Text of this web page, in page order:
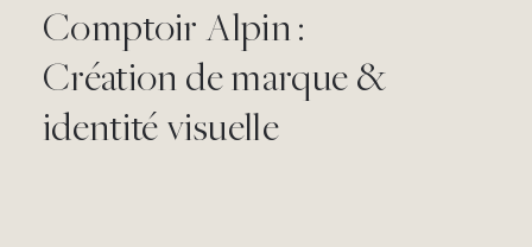
Comptoir Alpin :
Création de marque &
identité visuelle